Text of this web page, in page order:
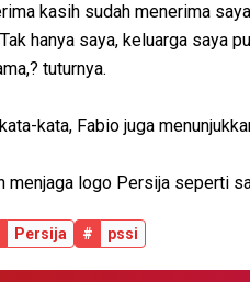
kasih sudah menerima
hanya saya, keluarga saya
tuturnya.
kata, Fabio juga
menjaga logo Persija seperti
Persija # pssi